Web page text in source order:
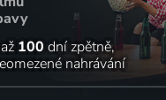
až 100 dní zpětně
nahrávání